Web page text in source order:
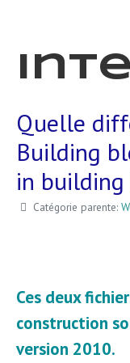
Quelle
Building
in building
Catégorie parente:
Ces deux
construction
version 2010.